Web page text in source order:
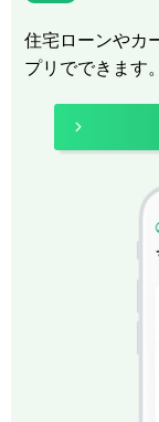
住宅ローンやカ
プリでできます。